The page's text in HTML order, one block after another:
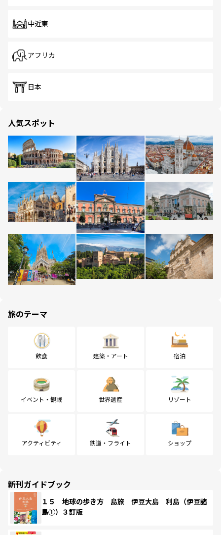
中近東
アフリカ
日本
人気スポット
旅のテーマ
飲食 建築・アート 宿泊
イベント・観戦 世界遺産 リゾート
アクティビティ 鉄道・フライト ショップ
新刊ガイドブック
１５ 地球の歩き方 島旅 伊豆大島 利島（伊豆諸
島①）３訂版